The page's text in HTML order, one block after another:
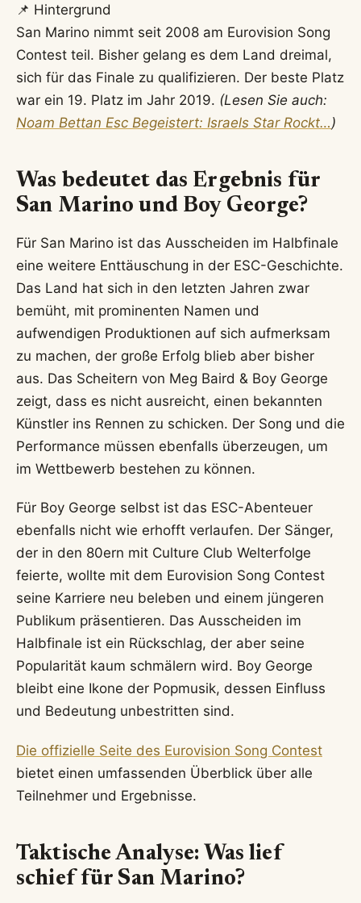
📌 Hintergrund
San Marino nimmt seit 2008 am Eurovision Song
Contest teil. Bisher gelang es dem Land dreimal,
sich für das Finale zu qualifizieren. Der beste Platz
war ein 19. Platz im Jahr 2019. (Lesen Sie auch:
Noam Bettan Esc Begeistert: Israels Star Rockt…)
Was bedeutet das Ergebnis für
San Marino und Boy George?
Für San Marino ist das Ausscheiden im Halbfinale
eine weitere Enttäuschung in der ESC-Geschichte.
Das Land hat sich in den letzten Jahren zwar
bemüht, mit prominenten Namen und
aufwendigen Produktionen auf sich aufmerksam
zu machen, der große Erfolg blieb aber bisher
aus. Das Scheitern von Meg Baird & Boy George
zeigt, dass es nicht ausreicht, einen bekannten
Künstler ins Rennen zu schicken. Der Song und die
Performance müssen ebenfalls überzeugen, um
im Wettbewerb bestehen zu können.
Für Boy George selbst ist das ESC-Abenteuer
ebenfalls nicht wie erhofft verlaufen. Der Sänger,
der in den 80ern mit Culture Club Welterfolge
feierte, wollte mit dem Eurovision Song Contest
seine Karriere neu beleben und einem jüngeren
Publikum präsentieren. Das Ausscheiden im
Halbfinale ist ein Rückschlag, der aber seine
Popularität kaum schmälern wird. Boy George
bleibt eine Ikone der Popmusik, dessen Einfluss
und Bedeutung unbestritten sind.
Die offizielle Seite des Eurovision Song Contest
bietet einen umfassenden Überblick über alle
Teilnehmer und Ergebnisse.
Taktische Analyse: Was lief
schief für San Marino?